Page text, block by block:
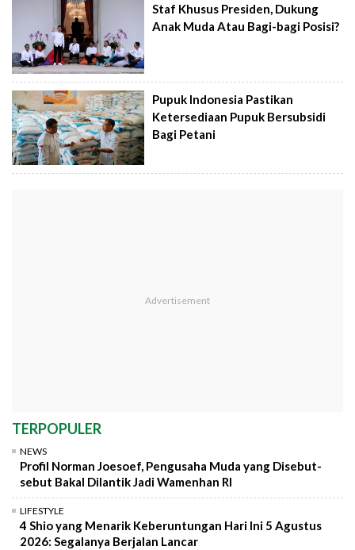
Staf Khusus Presiden, Dukung
Anak Muda Atau Bagi-bagi Posisi?
Pupuk Indonesia Pastikan
Ketersediaan Pupuk Bersubsidi
Bagi Petani
TERPOPULER
NEWS
Profil Norman Joesoef, Pengusaha Muda yang Disebut-
sebut Bakal Dilantik Jadi Wamenhan RI
LIFESTYLE
4 Shio yang Menarik Keberuntungan Hari Ini 5 Agustus
2026: Segalanya Berjalan Lancar